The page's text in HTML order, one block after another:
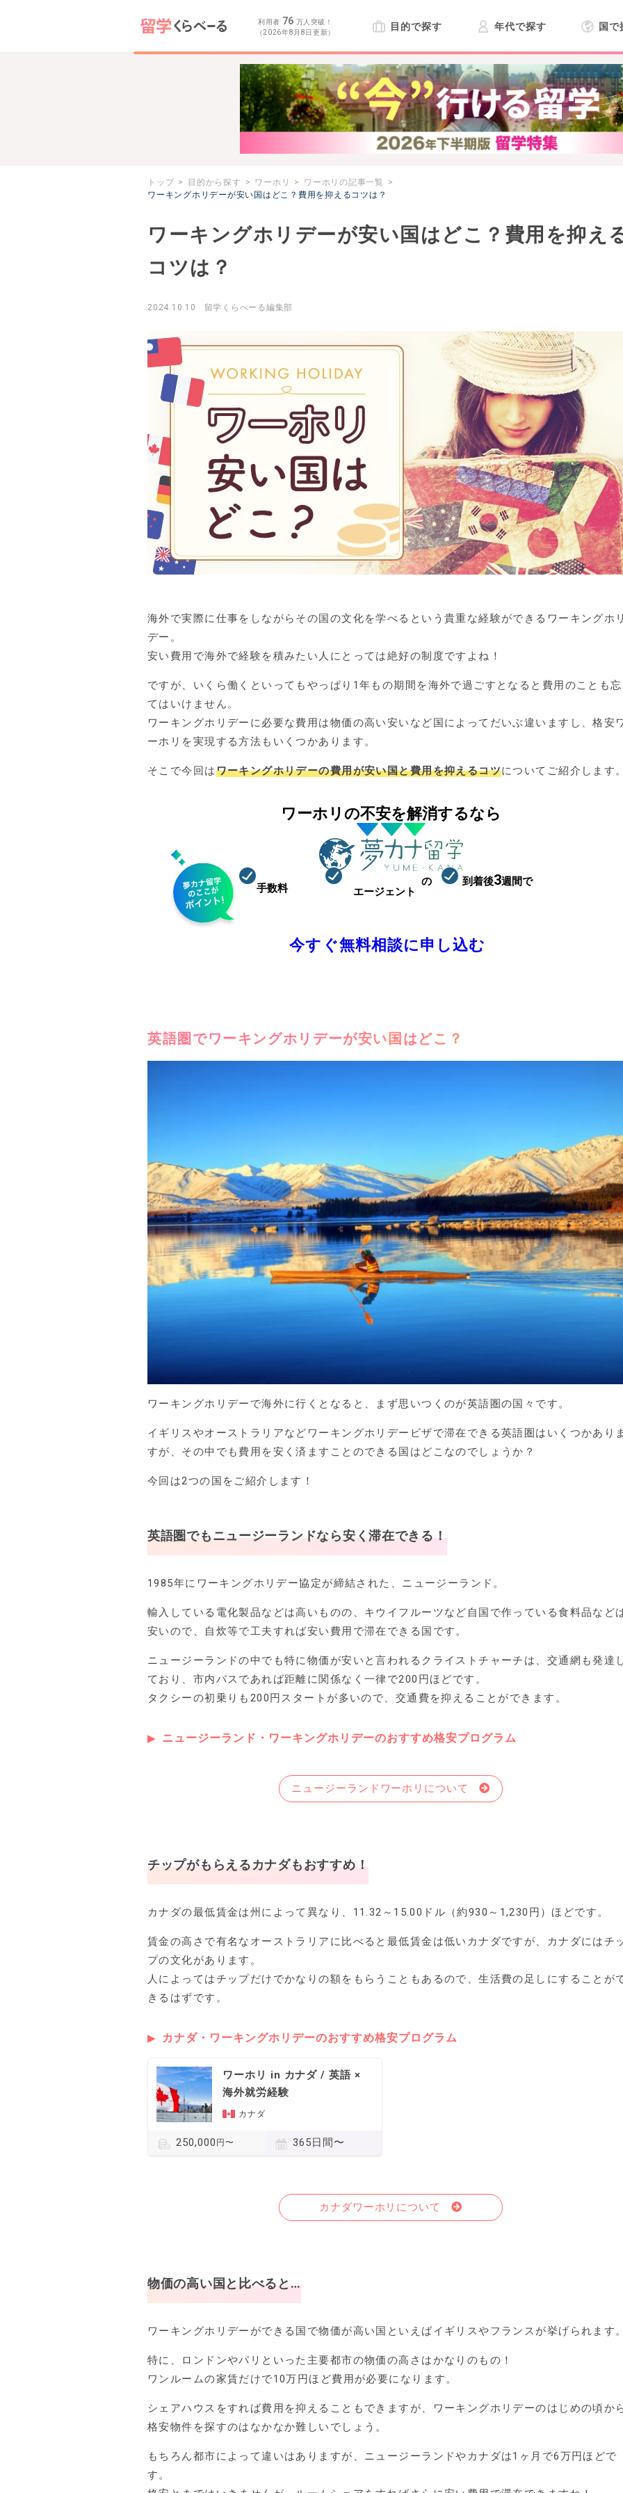
利用者 76 万人突破！
（2026年8月8日更新）
目的で探す 年代で探す 国で
トップ 目的から探す ワーホリ
ワーホリの記事一覧
ワーキングホリデーが安い国はどこ？費用を抑えるコツは？
ワーキングホリデーが安い国はどこ？費用を抑え
コツは？
2024.10.10 留学くらべーる編集部
海外で実際に仕事をしながらその国の文化を学べるという貴重な経験ができるワーキングホ
デー。
安い費用で海外で経験を積みたい人にとっては絶好の制度ですよね！
ですが、いくら働くといってもやっぱり1年もの期間を海外で過ごすとなると費用のことも
てはいけません。
ワーキングホリデーに必要な費用は物価の高い安いなど国によってだいぶ違いますし、格安
ーホリを実現する方法もいくつかあります。
そこで今回はワーキングホリデーの費用が安い国と費用を抑えるコツについてご紹介します
ワーホリの不安を解消するなら
手数料0 ワーホリ特化
の
エージェント
到着後3週間で
今すぐ無料相談に申し込む
英語圏でワーキングホリデーが安い国はどこ？
ワーキングホリデーで海外に行くとなると、まず思いつくのが英語圏の国々です。
イギリスやオーストラリアなどワーキングホリデービザで滞在できる英語圏はいくつかあり
すが、その中でも費用を安く済ますことのできる国はどこなのでしょうか？
今回は2つの国をご紹介します！
英語圏でもニュージーランドなら安く滞在できる！
1985年にワーキングホリデー協定が締結された、ニュージーランド。
輸入している電化製品などは高いものの、キウイフルーツなど自国で作っている食料品など
安いので、自炊等で工夫すれば安い費用で滞在できる国です。
ニュージーランドの中でも特に物価が安いと言われるクライストチャーチは、交通網も発達
ており、市内バスであれば距離に関係なく一律で200円ほどです。
タクシーの初乗りも200円スタートが多いので、交通費を抑えることができます。
ニュージーランド・ワーキングホリデーのおすすめ格安プログラム
ニュージーランドワーホリについて
チップがもらえるカナダもおすすめ！
カナダの最低賃金は州によって異なり、11.32～15.00ドル（約930～1,230円）ほどです。
賃金の高さで有名なオーストラリアに比べると最低賃金は低いカナダですが、カナダにはチ
プの文化があります。
人によってはチップだけでかなりの額をもらうこともあるので、生活費の足しにすることが
きるはずです。
カナダ・ワーキングホリデーのおすすめ格安プログラム
ワーホリ in カナダ / 英語 ×
海外就労経験
カナダ
250,000 円〜 365日間〜
カナダワーホリについて
物価の高い国と比べると…
ワーキングホリデーができる国で物価が高い国といえばイギリスやフランスが挙げられます
特に、ロンドンやパリといった主要都市の物価の高さはかなりのもの！
ワンルームの家賃だけで10万円ほど費用が必要になります。
シェアハウスをすれば費用を抑えることもできますが、ワーキングホリデーのはじめの頃か
格安物件を探すのはなかなか難しいでしょう。
もちろん都市によって違いはありますが、ニュージーランドやカナダは1ヶ月で6万円ほどで
す。